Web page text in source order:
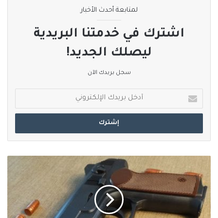
صحيفة_العربي_الالكترونية طالبان
نسخ الرابط
لمتابعة أحدث الأخبار
اشترك في خدمتنا البريدية
ليصلك الجديد!
سجل بريدك الآن
بريدك
الإلكتروني
وإصابة
أكثر
من
6000
طفل